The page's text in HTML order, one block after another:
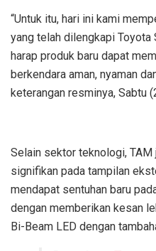
“Untuk itu, hari ini kami
yang telah dilengkapi Toyota
harap produk baru dapat
berkendara aman, nyaman
keterangan resminya, Sabtu
Selain sektor teknologi,
signifikan pada tampilan
mendapat sentuhan baru
dengan memberikan kesan
Bi-Beam LED dengan